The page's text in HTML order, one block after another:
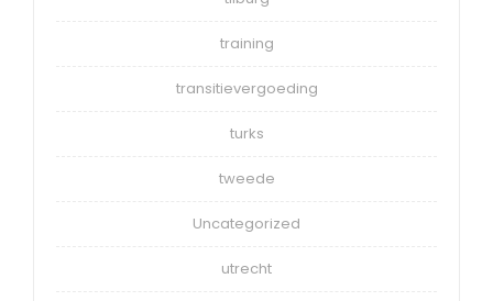
training
transitievergoeding
turks
tweede
Uncategorized
utrecht